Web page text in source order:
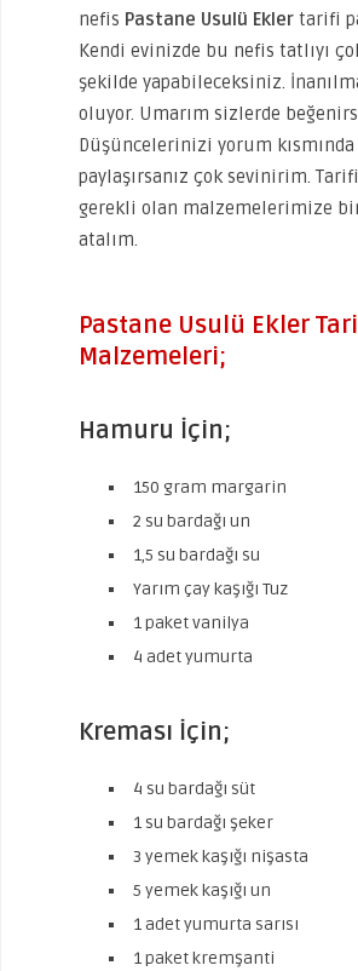
nefis Pastane Usulü Ekler tarifi
Kendi evinizde bu nefis tatlıyı
şekilde yapabileceksiniz.
oluyor. Umarım sizlerde
Düşüncelerinizi yorum
paylaşırsanız çok sevinirim.
gerekli olan malzemelerimize
atalım.
Pastane Usulü Ekler
Malzemeleri;
Hamuru İçin;
150 gram margarin
2 su bardağı un
1,5 su bardağı su
Yarım çay kaşığı Tuz
1 paket vanilya
4 adet yumurta
Kreması İçin;
4 su bardağı süt
1 su bardağı şeker
3 yemek kaşığı nişasta
5 yemek kaşığı un
1 adet yumurta sarısı
1 paket kremşanti